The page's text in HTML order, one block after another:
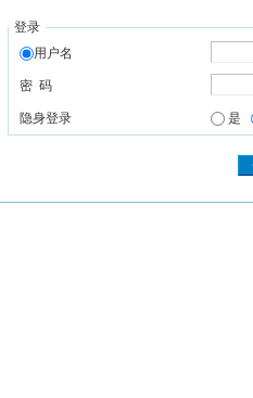
登录
用户名
密 码
隐身登录 是